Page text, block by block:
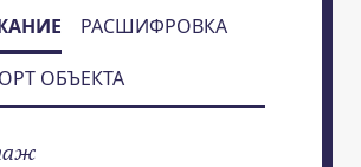
РАСШИФРОВКА
ОБЪЕКТА